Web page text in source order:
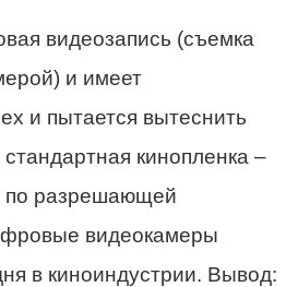
видеозапись (съемка
и имеет
и пытается вытеснить
кинопленка –
по разрешающей
видеокамеры
в киноиндустрии. Вывод: